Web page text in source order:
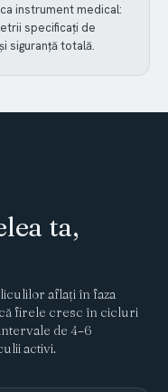
instrument medical:
specificați de
siguranță totală.
ta,
aflați în faza
firele cresc în cicluri
de 4–6
activi.